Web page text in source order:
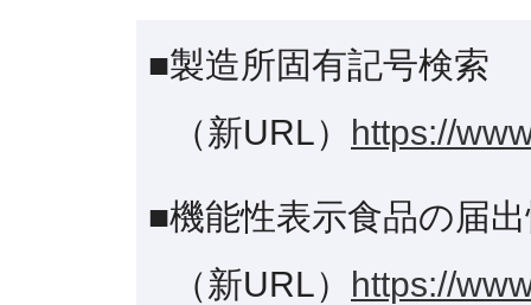
■製造所固有記号検索
（新URL） https://
■機能性表示食品の届
（新URL） https://